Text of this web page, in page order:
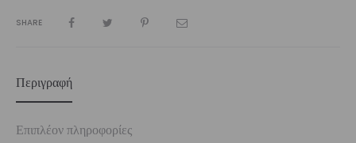
SHARE
Περιγραφή
Επιπλέον πληροφορίες